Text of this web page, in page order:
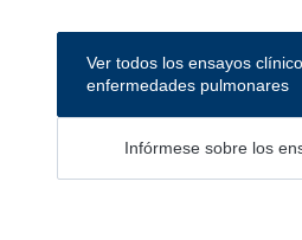
Ver todos los ensayos
enfermedades pulmonares
Infórmese sobre los